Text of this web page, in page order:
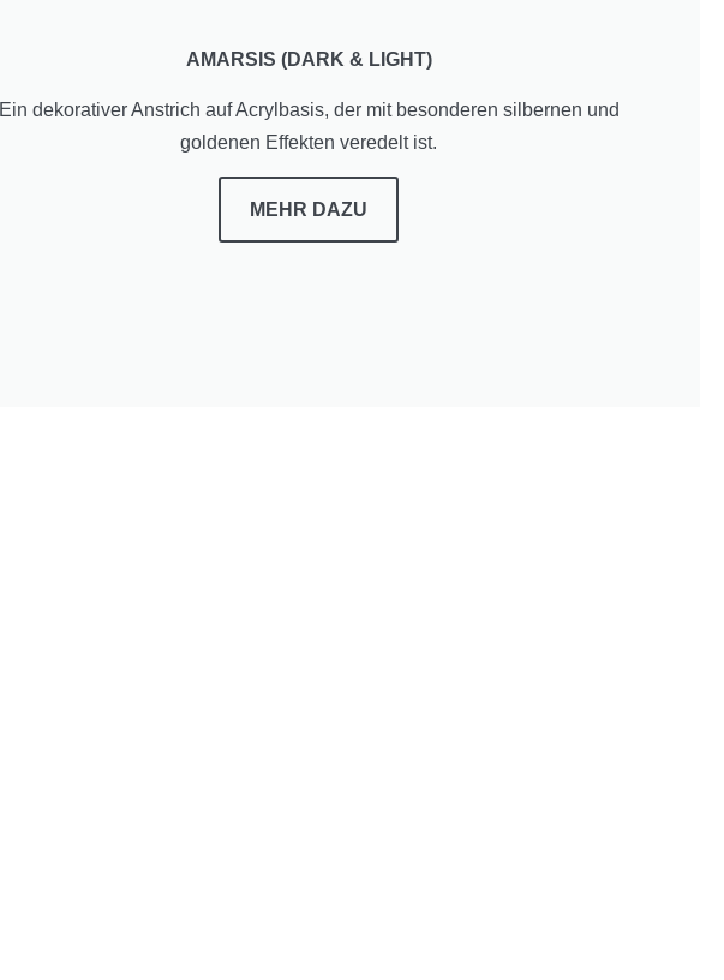
AMARSIS (DARK & LIGHT)
Ein dekorativer Anstrich auf Acrylbasis, der mit besonderen silbernen und
goldenen Effekten veredelt ist.
MEHR DAZU